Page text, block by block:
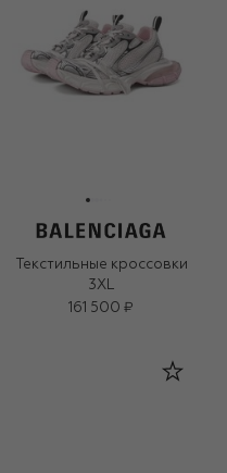
Текстильные кроссовки
3XL
161 500 ₽